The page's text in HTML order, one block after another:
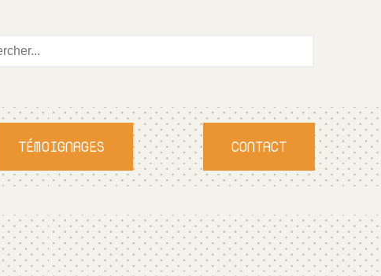
TÉMOIGNAGES CONTACT